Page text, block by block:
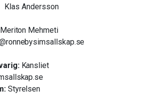
Meriton Mehmeti
Kansliet
Styrelsen